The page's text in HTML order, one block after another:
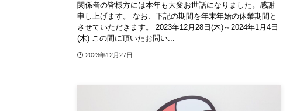
関係者の皆様方には本年も大変お世話になりました。感謝
申し上げます。 なお、下記の期間を年末年始の休業期間と
させていただきます。 2023年12月28日(木)～2024年1月4日
(木) この間に頂いたお問い...
2023年12月27日